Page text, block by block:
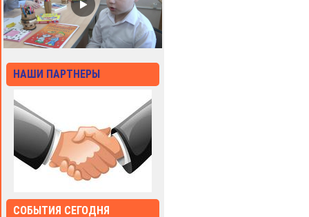
НАШИ ПАРТНЕРЫ
СОБЫТИЯ СЕГОДНЯ